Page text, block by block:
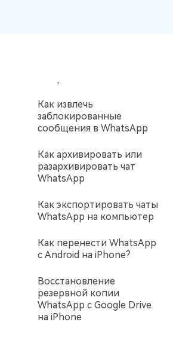
Как извлечь
заблокированные
сообщения в WhatsApp
Как архивировать или
разархивировать чат
WhatsApp
Как экспортировать чаты
WhatsApp на компьютер
Как перенести WhatsApp
с Android на iPhone?
Восстановление
резервной копии
WhatsApp с Google Drive
на iPhone